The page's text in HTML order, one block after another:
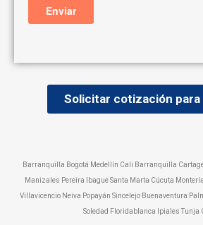
Solicitar cotización para
Barranquilla Bogotá Medellín Cali Barranquilla
Manizales Pereira Ibague Santa Marta Cúcuta
Villavicencio Neiva Popayán Sincelejo Buenaventura
Soledad Floridablanca Ipiales Tunja